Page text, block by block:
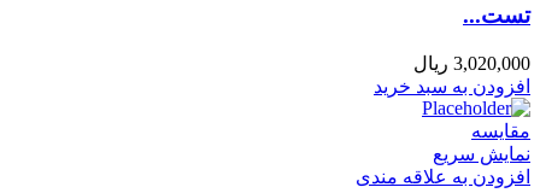
تست...
3,020,000 ریال
افزودن به سبد خرید
مقايسه
نمایش سریع
افزودن به علاقه مندی